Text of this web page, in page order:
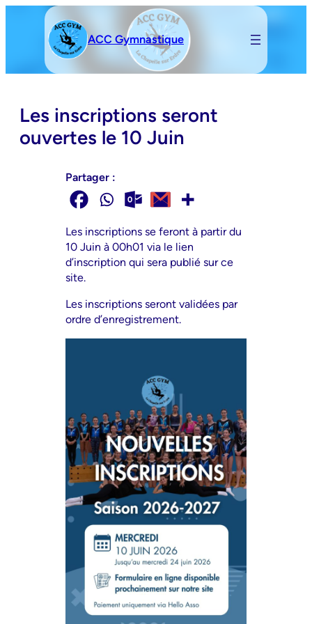
ACC Gymnastique
Les inscriptions seront
ouvertes le 10 Juin
Partager :
Les inscriptions se feront à partir du
10 Juin à 00h01 via le lien
d’inscription qui sera publié sur ce
site.
Les inscriptions seront validées par
ordre d’enregistrement.